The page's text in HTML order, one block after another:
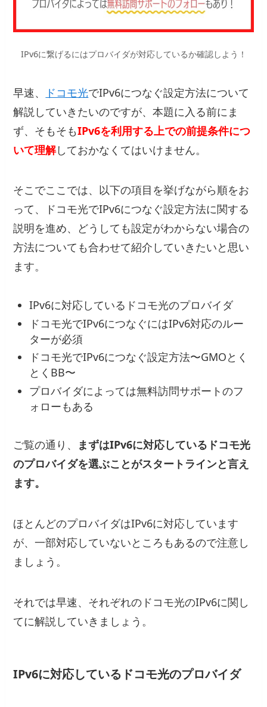
IPv6に繋げるにはプロバイダが対応しているか確認しよう！
早速、 ドコモ光でIPv6につなぐ設定方法について
解説していきたいのですが、本題に入る前にま
ず、そもそもIPv6を利用する上での前提条件につ
いて理解しておかなくてはいけません。
そこでここでは、以下の項目を挙げながら順をお
って、ドコモ光でIPv6につなぐ設定方法に関する
説明を進め、どうしても設定がわからない場合の
方法についても合わせて紹介していきたいと思い
ます。
IPv6に対応しているドコモ光のプロバイダ
ドコモ光でIPv6につなぐにはIPv6対応のルー
ターが必須
ドコモ光でIPv6につなぐ設定方法〜GMOとく
とくBB〜
プロバイダによっては無料訪問サポートのフ
ォローもある
ご覧の通り、
まずはIPv6に対応しているドコモ光
のプロバイダを選ぶことがスタートラインと言え
ます。
ほとんどのプロバイダはIPv6に対応しています
が、一部対応していないところもあるので注意し
ましょう。
それでは早速、それぞれのドコモ光のIPv6に関し
てに解説していきましょう。
IPv6に対応しているドコモ光のプロバイダ